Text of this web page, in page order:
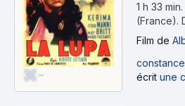
-
1 h 33 min.
(France).
Film de
écrit une